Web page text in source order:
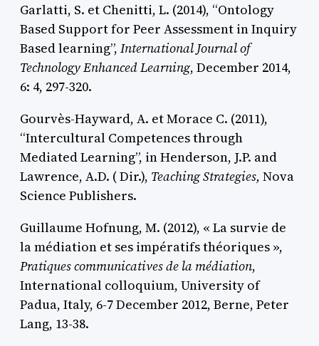
Garlatti, S. et Chenitti, L. (2014), “Ontology
Based Support for Peer Assessment in Inquiry
Based learning”, International Journal of
Technology Enhanced Learning, December 2014,
6: 4, 297-320.
Gourvès-Hayward, A. et Morace C. (2011),
“Intercultural Competences through
Mediated Learning”, in Henderson, J.P. and
Lawrence, A.D. ( Dir.), Teaching Strategies, Nova
Science Publishers.
Guillaume Hofnung, M. (2012), « La survie de
la médiation et ses impératifs théoriques »,
Pratiques communicatives de la médiation,
International colloquium, University of
Padua, Italy, 6-7 December 2012, Berne, Peter
Lang, 13-38.